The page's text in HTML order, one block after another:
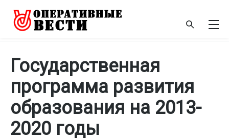
Государственная
программа развития
образования на 2013-
2020 годы